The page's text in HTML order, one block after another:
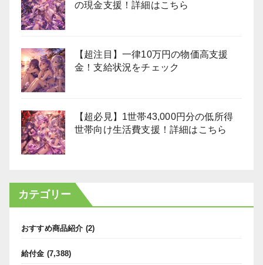
の現金支援！詳細はこちら
【超注目】一律10万円の物価高支援
金！支給状況をチェック
【超必見】1世帯43,000円分の低所得
世帯向け生活費支援！詳細はこちら
カテゴリー
おすすめ商品紹介 (2)
給付金 (7,388)